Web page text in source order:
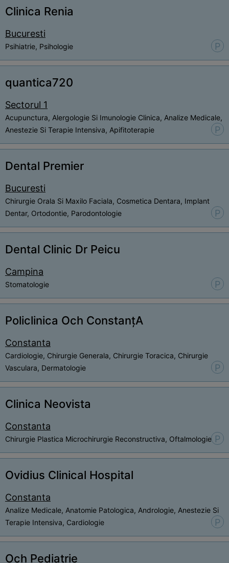
Clinica Renia
Bucuresti
Psihiatrie, Psihologie P
quantica720
Sectorul 1
Acupunctura, Alergologie Si Imunologie Clinica, Analize Medicale,
Anestezie Si Terapie Intensiva, Apifitoterapie
P
Dental Premier
Bucuresti
Chirurgie Orala Si Maxilo Faciala, Cosmetica Dentara, Implant
Dentar, Ortodontie, Parodontologie
P
Dental Clinic Dr Peicu
Campina
Stomatologie P
Policlinica Och ConstanțA
Constanta
Cardiologie, Chirurgie Generala, Chirurgie Toracica, Chirurgie
Vasculara, Dermatologie
P
Clinica Neovista
Constanta
Chirurgie Plastica Microchirurgie Reconstructiva, Oftalmologie P
Ovidius Clinical Hospital
Constanta
Analize Medicale, Anatomie Patologica, Andrologie, Anestezie Si
Terapie Intensiva, Cardiologie
P
Och Pediatrie